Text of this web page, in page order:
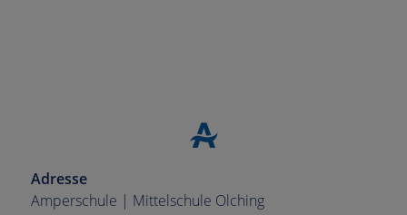
Adresse
Amperschule | Mittelschule Olching